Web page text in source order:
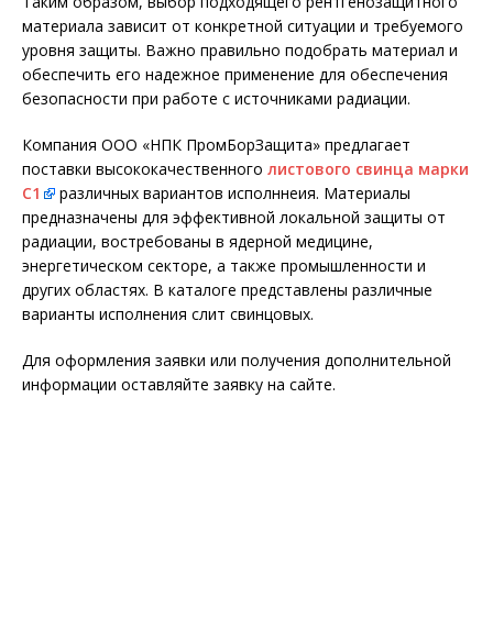
материала зависит от конкретной ситуации и требуемого
уровня защиты. Важно правильно подобрать материал и
обеспечить его надежное применение для обеспечения
безопасности при работе с источниками радиации.
Компания ООО «НПК ПромБорЗащита» предлагает
поставки высококачественного листового свинца марки
С1
различных вариантов исполннеия. Материалы
предназначены для эффективной локальной защиты от
радиации, востребованы в ядерной медицине,
энергетическом секторе, а также промышленности и
других областях. В каталоге представлены различные
варианты исполнения слит свинцовых.
Для оформления заявки или получения дополнительной
информации оставляйте заявку на сайте.